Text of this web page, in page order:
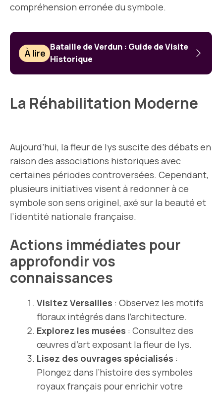
compréhension erronée du symbole.
À lire
Bataille de Verdun : Guide de Visite
Historique
La Réhabilitation Moderne
Aujourd’hui, la fleur de lys suscite des débats en
raison des associations historiques avec
certaines périodes controversées. Cependant,
plusieurs initiatives visent à redonner à ce
symbole son sens originel, axé sur la beauté et
l’identité nationale française.
Actions immédiates pour
approfondir vos
connaissances
Visitez Versailles : Observez les motifs
floraux intégrés dans l’architecture.
Explorez les musées : Consultez des
œuvres d’art exposant la fleur de lys.
Lisez des ouvrages spécialisés :
Plongez dans l’histoire des symboles
royaux français pour enrichir votre